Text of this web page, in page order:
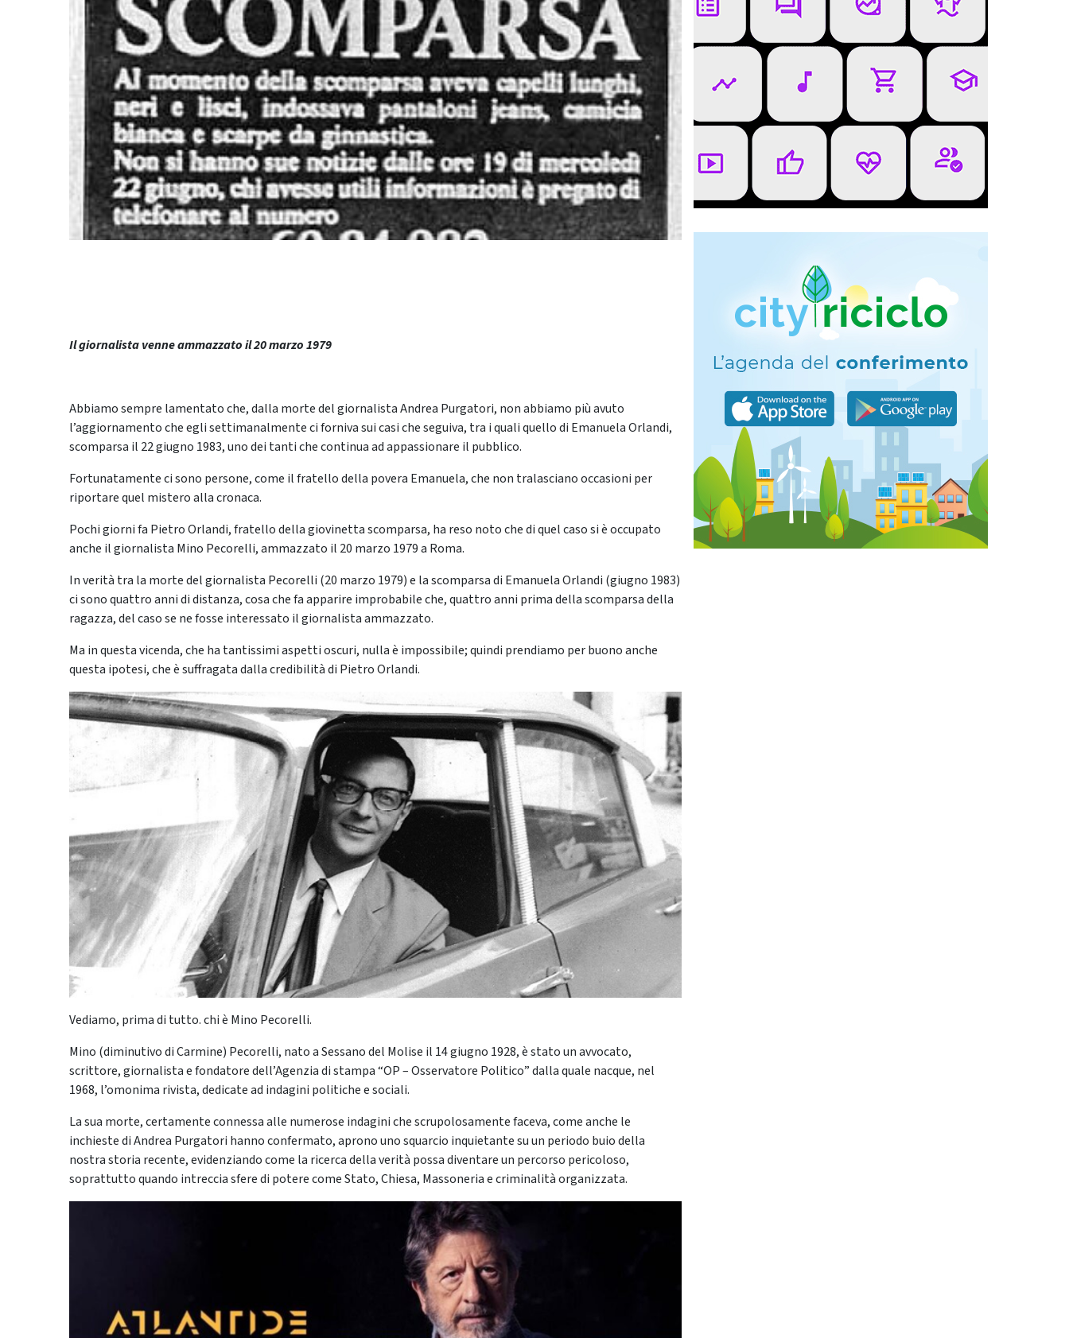
Il giornalista venne ammazzato il 20 marzo 1979
Abbiamo sempre lamentato che, dalla morte del giornalista Andrea Purgatori, non abbiamo più avuto
l’aggiornamento che egli settimanalmente ci forniva sui casi che seguiva, tra i quali quello di Emanuela Orlandi,
scomparsa il 22 giugno 1983, uno dei tanti che continua ad appassionare il pubblico.
Fortunatamente ci sono persone, come il fratello della povera Emanuela, che non tralasciano occasioni per
riportare quel mistero alla cronaca.
Pochi giorni fa Pietro Orlandi, fratello della giovinetta scomparsa, ha reso noto che di quel caso si è occupato
anche il giornalista Mino Pecorelli, ammazzato il 20 marzo 1979 a Roma.
In verità tra la morte del giornalista Pecorelli (20 marzo 1979) e la scomparsa di Emanuela Orlandi (giugno 1983)
ci sono quattro anni di distanza, cosa che fa apparire improbabile che, quattro anni prima della scomparsa della
ragazza, del caso se ne fosse interessato il giornalista ammazzato.
Ma in questa vicenda, che ha tantissimi aspetti oscuri, nulla è impossibile; quindi prendiamo per buono anche
questa ipotesi, che è suffragata dalla credibilità di Pietro Orlandi.
Vediamo, prima di tutto. chi è Mino Pecorelli.
Mino (diminutivo di Carmine) Pecorelli, nato a Sessano del Molise il 14 giugno 1928, è stato un avvocato,
scrittore, giornalista e fondatore dell’Agenzia di stampa “OP – Osservatore Politico” dalla quale nacque, nel
1968, l’omonima rivista, dedicate ad indagini politiche e sociali.
La sua morte, certamente connessa alle numerose indagini che scrupolosamente faceva, come anche le
inchieste di Andrea Purgatori hanno confermato, aprono uno squarcio inquietante su un periodo buio della
nostra storia recente, evidenziando come la ricerca della verità possa diventare un percorso pericoloso,
soprattutto quando intreccia sfere di potere come Stato, Chiesa, Massoneria e criminalità organizzata.